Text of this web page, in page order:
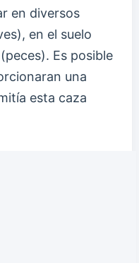
en diversos
en el suelo
Es posible
una
esta caza